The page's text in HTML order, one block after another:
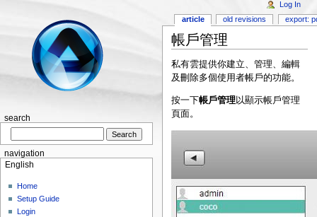
帳戶管理
私有雲提供你建立、管理、編輯
及刪除多個使用者帳戶的功能。
按一下帳戶管理以顯示帳戶管理
頁面。
article old revisions export:
Log In
search
navigation
English
Home
Setup Guide
Login